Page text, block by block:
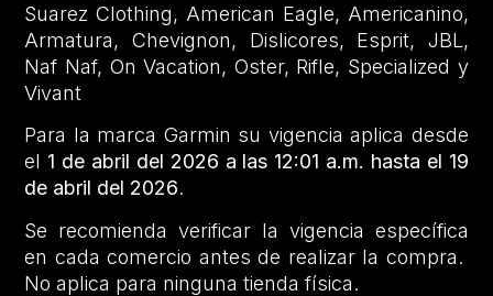
Suarez Clothing, American Eagle, Americanino,
Armatura, Chevignon, Dislicores, Esprit, JBL,
Naf Naf, On Vacation, Oster, Rifle, Specialized y
Vivant
Para la marca Garmin su vigencia aplica desde
el 1 de abril del 2026 a las 12:01 a.m. hasta el 19
de abril del 2026.
Se recomienda verificar la vigencia específica
en cada comercio antes de realizar la compra.
No aplica para ninguna tienda física.